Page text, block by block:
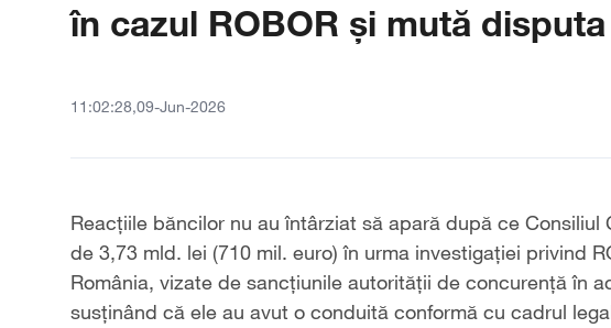
în cazul ROBOR şi mută
11:02:28,09-Jun-2026
Reacţiile băncilor nu au întârziat să apară după ce
de 3,73 mld. lei (710 mil. euro) în urma investigaţiei privind
România, vizate de sancţiunile autorităţii de concurenţă în
susţinând că ele au avut o conduită conformă cu cadrul